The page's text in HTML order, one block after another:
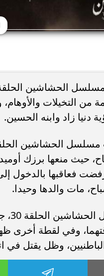
الحشاشين الحلقة
من التخيلات
دنيا زاد وابنه الحسين.
الحشاشين
حيث منعها برزك
رفضت فعاقبها بالدخول
مات والدها وحيدا.
وفي لقطة أخرى
وظل يقتل في